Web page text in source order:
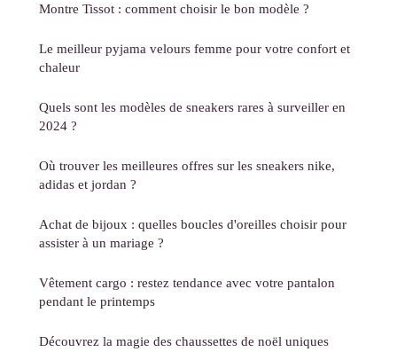
Montre Tissot : comment choisir le bon modèle ?
Le meilleur pyjama velours femme pour votre confort et
chaleur
Quels sont les modèles de sneakers rares à surveiller en
2024 ?
Où trouver les meilleures offres sur les sneakers nike,
adidas et jordan ?
Achat de bijoux : quelles boucles d'oreilles choisir pour
assister à un mariage ?
Vêtement cargo : restez tendance avec votre pantalon
pendant le printemps
Découvrez la magie des chaussettes de noël uniques